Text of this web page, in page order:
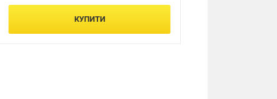
КУПИТИ